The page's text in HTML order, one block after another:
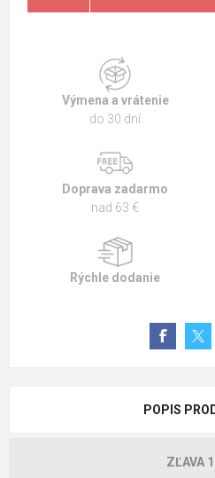
Výmena a vrátenie
do 30 dní
Doprava zadarmo
nad 63 €
Rýchle dodanie
POPIS
ZĽAVA